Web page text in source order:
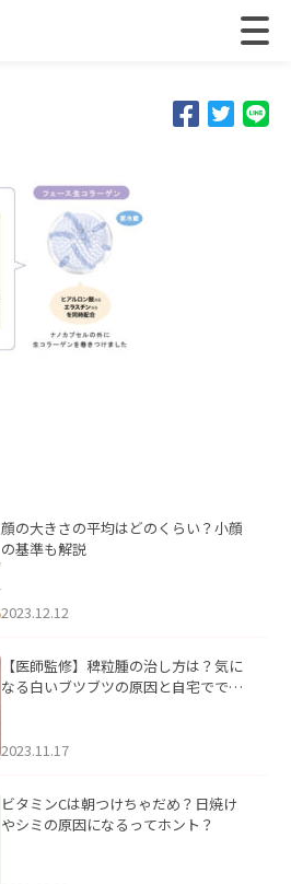
顔の大きさの平均はどのくらい？小顔
の基準も解説
2023.12.12
【医師監修】稗粒腫の治し方は？気に
なる白いブツブツの原因と自宅ででき
2023.11.17
ビタミンCは朝つけちゃだめ？日焼け
やシミの原因になるってホント？